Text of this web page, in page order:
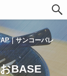
｜サンコーパレ
BASE